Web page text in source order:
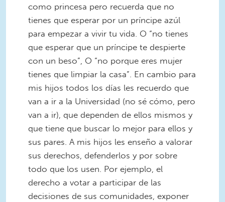
como princesa pero recuerda que no
tienes que esperar por un príncipe azúl
para empezar a vivir tu vida. O “no tienes
que esperar que un príncipe te despierte
con un beso”, O “no porque eres mujer
tienes que limpiar la casa”. En cambio para
mis hijos todos los días les recuerdo que
van a ir a la Universidad (no sé cómo, pero
van a ir), que dependen de ellos mismos y
que tiene que buscar lo mejor para ellos y
sus pares. A mis hijos les enseño a valorar
sus derechos, defenderlos y por sobre
todo que los usen. Por ejemplo, el
derecho a votar a participar de las
decisiones de sus comunidades, exponer